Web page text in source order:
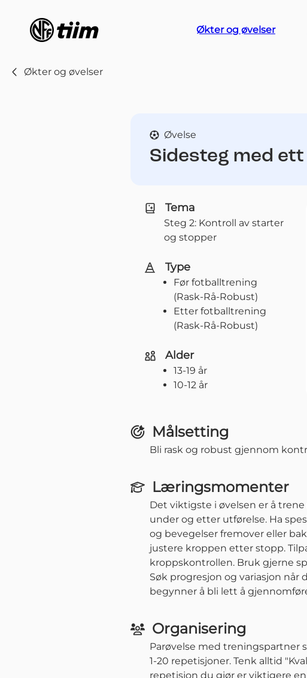
Økter og øvelser
Økter og øvelser
Øvelse
Sidesteg med
Tema
Steg 2: Kontroll av starter
og stopper
Type
Før fotballtrening
(Rask-Rå-Robust)
Etter fotballtrening
(Rask-Rå-Robust)
Alder
13-19 år
10-12 år
Målsetting
Bli rask og robust gjennom
Læringsmomenter
Det viktigste i øvelsen er å
under og etter utførelse. Ha
og bevegelser fremover eller
justere kroppen etter stopp.
kroppskontrollen. Bruk gjerne
Søk progresjon og variasjon
begynner å bli lett å
Organisering
Parøvelse med treningspartner
1-20 repetisjoner. Tenk alltid
repetisjon du gjør er viktigere